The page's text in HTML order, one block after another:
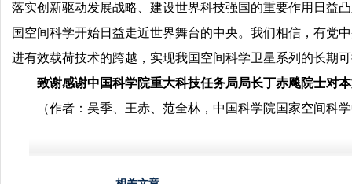
落实创新驱动发展战略、建设世界科技强国的重要作用日益
国空间科学开始日益走近世界舞台的中央。我们相信，有党
进有效载荷技术的跨越，实现我国空间科学卫星系列的长期
致谢感谢中国科学院重大科技任务局局长丁赤飚院士对
（作者：吴季、王赤、范全林，中国科学院国家空间科